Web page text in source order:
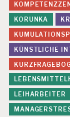
KORUNKA
KÜNSTLICHE
LEIHARBEITER